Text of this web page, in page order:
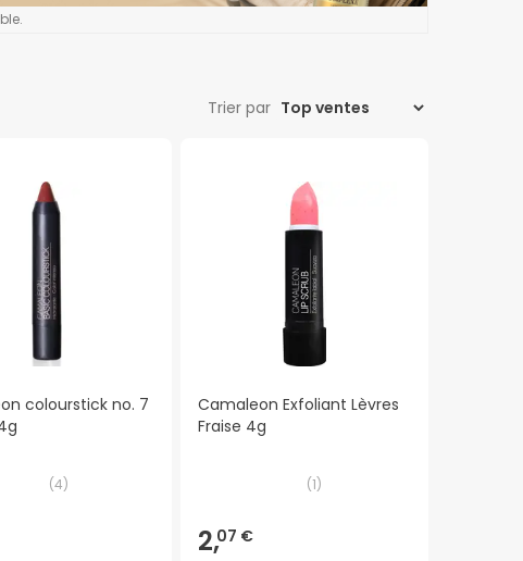
Trier par
colourstick no. 7
(4)
Camaleon Exfoliant Lèvres
Fraise 4g
(1)
2,07 €